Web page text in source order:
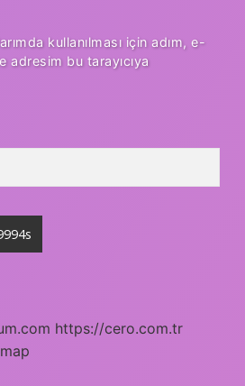
kullanılması için adım, e-
bu tarayıcıya
https://cero.com.tr